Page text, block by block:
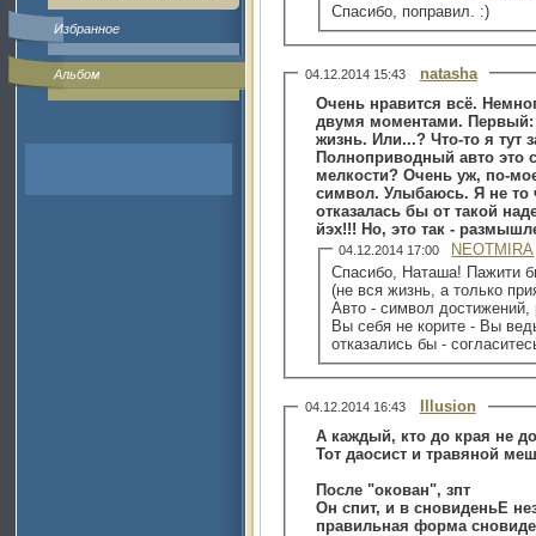
Избранное
Альбом
Спасибо, поправил. :)
04.12.2014 15:43
natasha
Очень нравится всё.
двумя моментами. Первый:
жизнь. Или...? Что-то я тут
Полноприводный авто это
мелкости? Очень уж, по-
символ. Улыбаюсь. Я не то
отказалась бы от такой
йэх!!! Но, это так -
04.12.2014 17:00
NEOTMIRA
Спасибо, Наташа! Пажити
(не вся жизнь, а только
Авто - символ
Вы себя не корите - Вы
отказались бы -
04.12.2014 16:43
Illusion
А каждый, кто до края не
Тот даосист и травяной
После "окован", зпт
Он спит, и в сновиденьЕ
правильная форма